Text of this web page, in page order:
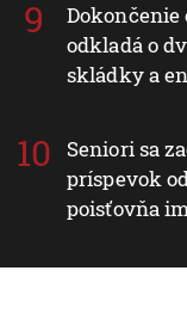
Dokončenie
odkladá o
skládky a
Seniori sa
príspevok
poisťovňa